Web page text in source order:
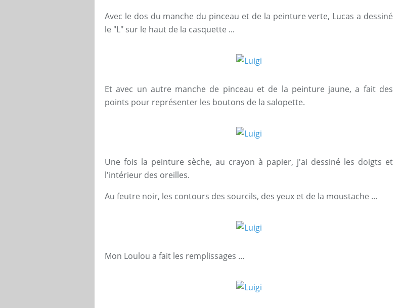
Avec le dos du manche du pinceau et de la peinture verte, Lucas a dessiné
le "L" sur le haut de la casquette ...
Et avec un autre manche de pinceau et de la peinture jaune, a fait des
points pour représenter les boutons de la salopette.
Une fois la peinture sèche, au crayon à papier, j'ai dessiné les doigts et
l'intérieur des oreilles.
Au feutre noir, les contours des sourcils, des yeux et de la moustache ...
Mon Loulou a fait les remplissages ...